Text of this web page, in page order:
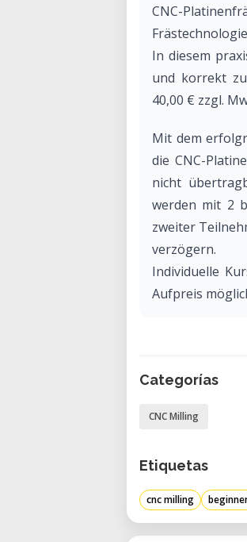
CNC-
Frästechnologie
In diesem
und korrekt
40,00 € zzgl.
Mit dem
die CNC-
nicht
werden mit 2
zweiter
verzögern.
Individuelle
Aufpreis
Categorías
CNC Milling
Etiquetas
cnc milling